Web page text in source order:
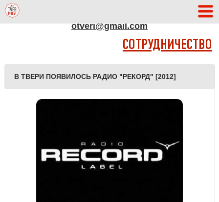
otveri@gmail.com
СОТРУДНИЧЕСТВО
В ТВЕРИ ПОЯВИЛОСЬ РАДИО "РЕКОРД" [2012]